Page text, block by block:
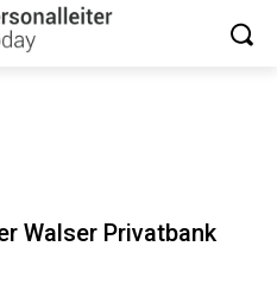
Walser Privatbank